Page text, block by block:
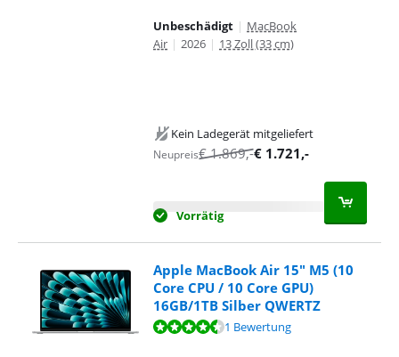
Unbeschädigt | MacBook
Air | 2026 | 13 Zoll (33 cm)
Kein Ladegerät mitgeliefert
Neupreis€1.869,-€ 1.721,-
Vorrätig
Apple MacBook Air 15" M5 (10
Core CPU / 10 Core GPU)
16GB/1TB Silber QWERTZ
Bewertet mit 9,2 von 10, basierend auf 1 Bewertung.
1 Bewertung